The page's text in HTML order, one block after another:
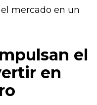
mercado en un
el
en